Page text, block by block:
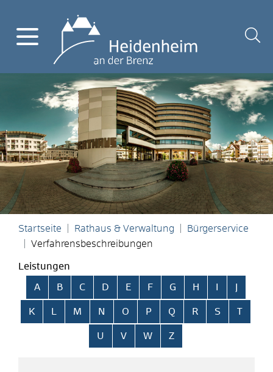
Startseite Rathaus & Verwaltung
Bürgerservice
Verfahrensbeschreibungen
Leistungen
Alphabetisches Register überspringen
A B C D E F G H
K L M N O P Q R S T
U V W Z